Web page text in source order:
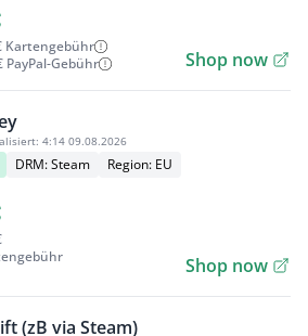
Kartengebühr
PayPal-Gebühr
Shop now
4:14 09.08.2026
DRM: Steam Region: EU
Shop now
(zB via Steam)